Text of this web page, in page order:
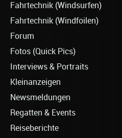
Fahrtechnik (Windsurfen)
Fahrtechnik (Windfoilen)
Forum
Fotos (Quick Pics)
Interviews & Portraits
Kleinanzeigen
Newsmeldungen
Regatten & Events
Reiseberichte